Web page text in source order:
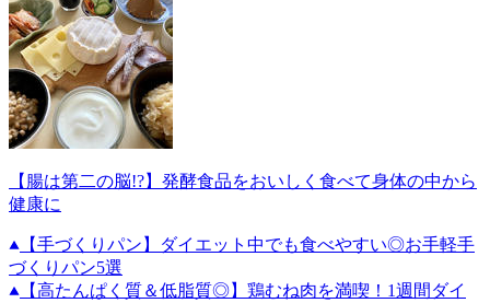
【腸は第二の脳!?】発酵食品をおいしく食べて身体の中から
健康に
【手づくりパン】ダイエット中でも食べやすい◎お手軽手
づくりパン5選
【高たんぱく質＆低脂質◎】鶏むね肉を満喫！1週間ダイ